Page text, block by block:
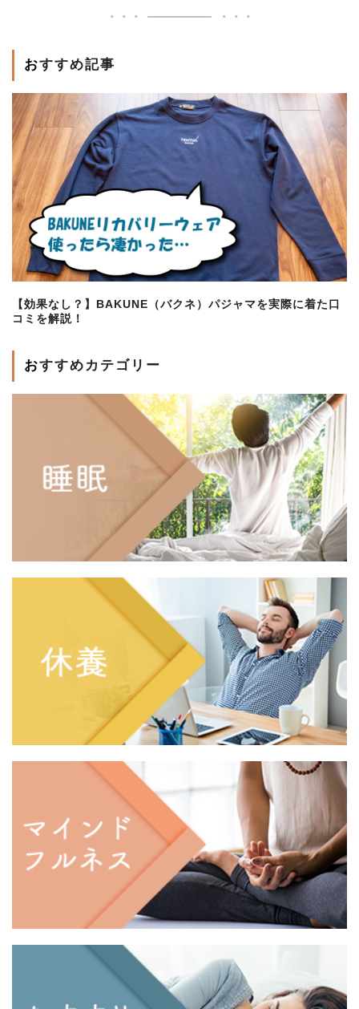
おすすめ記事
【効果なし？】BAKUNE（バクネ）パジャマを実際に着た口
コミを解説！
おすすめカテゴリー